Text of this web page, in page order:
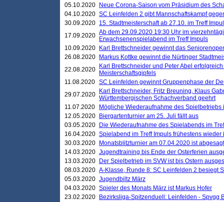
05.10.2020
Neue Corona-Saison vom Präsidium des
04.10.2020 SC Leinfelden 2 gibt Mannschaftskampf
30.09.2020 15. Stadtmeisterschaft ab 27.10. im Treff
17.09.2020 Ab dem 29.09.2020 19:30 Uhr im
Erwachsenenspielabend im Treff Impuls
10.09.2020
Karl Brettschneider gewinnt das
26.08.2020
Markus Kottke gewinnt die Nürtinger
22.08.2020
Karl Brettschneider und Peter Abel
Meisterschaftsgipfels
11.08.2020 SC Leinfelden gewinnt Gruppenphase der
29.07.2020
Karl Brettschneider, Fritz Breuning, Klaus
Württembergischen Schachverband geehrt
11.07.2020
Mögliche Wiederaufnahme des Spielbetriebs
12.05.2020
Biergartenturnier am 25. Juli fällt aus
03.05.2020
Die Wiederaufnahme des Spielabends im
16.04.2020 Spielabend im Treff Impuls frühestens wieder
30.03.2020
Monatsblitzturnier am 07.04.2020 ist abgesagt
14.03.2020 Jugendtraining bis Ende der Osterferien
13.03.2020
Der Spielbetrieb im SVW ist bis Ostern
08.03.2020 A-Klasse, Runde 8: SC Leinfelden 2 besiegt
05.03.2020 Jugendbiltz März
04.03.2020 Spieler des Monats März ist Markus Hofer
23.02.2020
Bezirksliga-Spitzenduell: Leinfelden - Spvgg